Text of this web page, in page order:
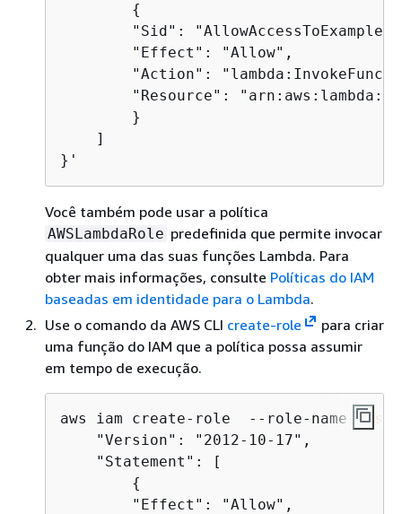
{
"Sid":
        "Effect": "Allow",
"Action":
        "Resource": "arn:aws:lambda:
        }
    ]
}'
Você também pode usar a política
AWSLambdaRole predefinida que permite invocar
qualquer uma das suas funções Lambda. Para
obter mais informações, consulte Políticas do IAM
baseadas em identidade para o Lambda.
Use o comando da AWS CLI create-role
para criar
uma função do IAM que a política possa assumir
em tempo de execução.
aws iam create-role  --role-name rds-
    "Version": "2012-10-17",
    "Statement": [
{
        "Effect": "Allow",